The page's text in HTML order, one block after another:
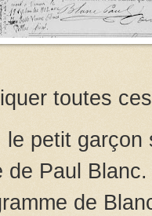
toutes
petit garçon
de Paul
de